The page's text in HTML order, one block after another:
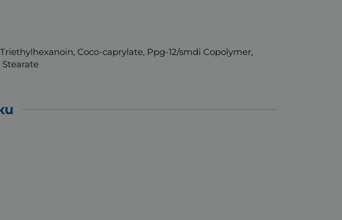
Coco-caprylate, Ppg-12/smdi Copolymer,